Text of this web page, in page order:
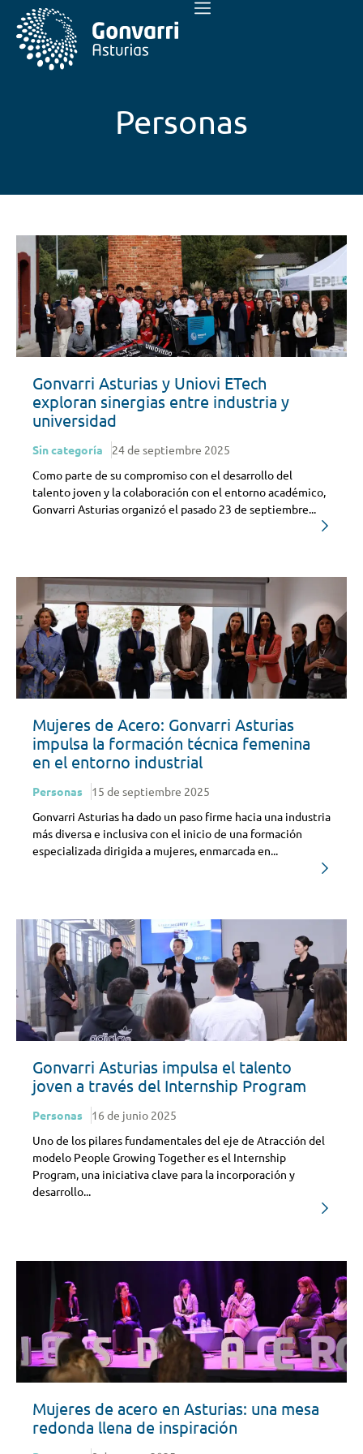
Personas
Gonvarri Asturias y Uniovi ETech
exploran sinergias entre industria y
universidad
Sin categoría
24 de septiembre 2025
Como parte de su compromiso con el desarrollo del
talento joven y la colaboración con el entorno académico,
Gonvarri Asturias organizó el pasado 23 de septiembre...
Mujeres de Acero: Gonvarri Asturias
impulsa la formación técnica femenina
en el entorno industrial
Personas
15 de septiembre 2025
Gonvarri Asturias ha dado un paso firme hacia una industria
más diversa e inclusiva con el inicio de una formación
especializada dirigida a mujeres, enmarcada en...
Gonvarri Asturias impulsa el talento
joven a través del Internship Program
Personas
16 de junio 2025
Uno de los pilares fundamentales del eje de Atracción del
modelo People Growing Together es el Internship
Program, una iniciativa clave para la incorporación y
desarrollo...
Mujeres de acero en Asturias: una mesa
redonda llena de inspiración